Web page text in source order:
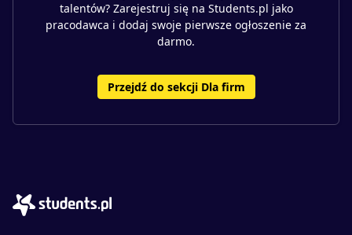
talentów? Zarejestruj się na Students.pl jako
pracodawca i dodaj swoje pierwsze ogłoszenie za
darmo.
Przejdź do sekcji Dla firm